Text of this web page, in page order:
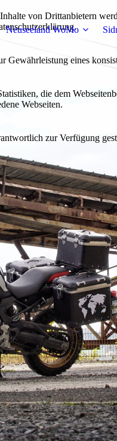
Neuseeland WoMo
von Drittanbietern
eines
die dem
Webseiten.
zur Verfügung